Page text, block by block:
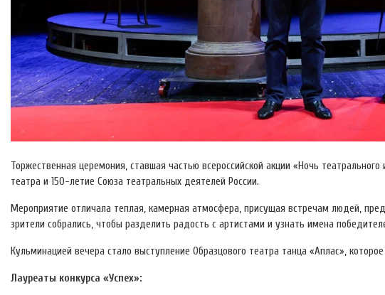
Торжественная церемония, ставшая частью всероссийской акции «Ночь
театра и 150-летие Союза театральных деятелей России.
Мероприятие отличала теплая, камерная атмосфера, присущая встречам людей,
зрители собрались, чтобы разделить радость с артистами и узнать имена
Кульминацией вечера стало выступление Образцового театра танца «Аплас»,
Лауреаты конкурса «Успех»: